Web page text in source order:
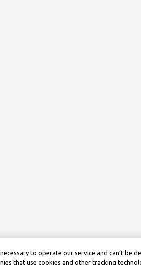
to operate our service and can’t be
that use cookies and other tracking